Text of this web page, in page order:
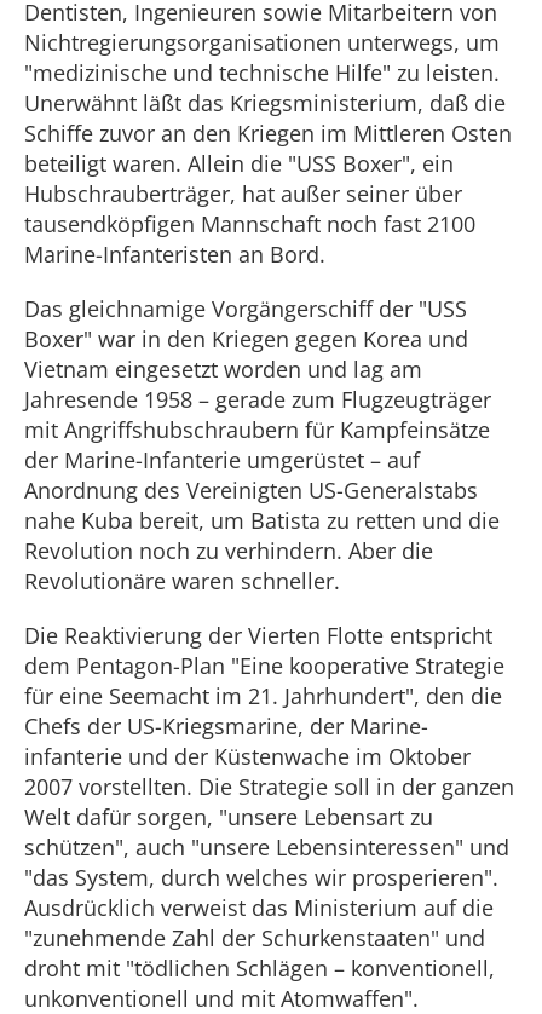
Dentisten, Ingenieuren sowie Mitarbeitern von
Nichtregierungsorganisationen unterwegs, um
"medizinische und technische Hilfe" zu leisten.
Unerwähnt läßt das Kriegsministerium, daß die
Schiffe zuvor an den Kriegen im Mittleren Osten
beteiligt waren. Allein die "USS Boxer", ein
Hubschrauberträger, hat außer seiner über
tausendköpfigen Mannschaft noch fast 2100
Marine-Infanteristen an Bord.
Das gleichnamige Vorgängerschiff der "USS
Boxer" war in den Kriegen gegen Korea und
Vietnam eingesetzt worden und lag am
Jahresende 1958 – gerade zum Flugzeugträger
mit Angriffshubschraubern für Kampfeinsätze
der Marine-Infanterie umgerüstet – auf
Anordnung des Vereinigten US-Generalstabs
nahe Kuba bereit, um Batista zu retten und die
Revolution noch zu verhindern. Aber die
Revolutionäre waren schneller.
Die Reaktivierung der Vierten Flotte entspricht
dem Pentagon-Plan "Eine kooperative Strategie
für eine Seemacht im 21. Jahrhundert", den die
Chefs der US-Kriegsmarine, der Marine-
infanterie und der Küstenwache im Oktober
2007 vorstellten. Die Strategie soll in der ganzen
Welt dafür sorgen, "unsere Lebensart zu
schützen", auch "unsere Lebensinteressen" und
"das System, durch welches wir prosperieren".
Ausdrücklich verweist das Ministerium auf die
"zunehmende Zahl der Schurkenstaaten" und
droht mit "tödlichen Schlägen – konventionell,
unkonventionell und mit Atomwaffen".